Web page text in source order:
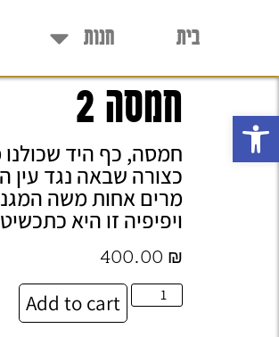
פתח סרגל נגישות
בית חנות
חמסה 2
חמסה, כף היד שכולנו
כצורה שבאה נגד
מרים אחות משה
ויפיפיה זו היא
400.00 ₪
Add to cart